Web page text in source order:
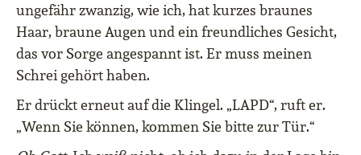
ungefähr zwanzig, wie ich, hat kurzes braunes
Haar, braune Augen und ein freundliches Gesicht,
das vor Sorge angespannt ist. Er muss meinen
Schrei gehört haben.
Er drückt erneut auf die Klingel. „LAPD“, ruft er.
„Wenn Sie können, kommen Sie bitte zur Tür.“